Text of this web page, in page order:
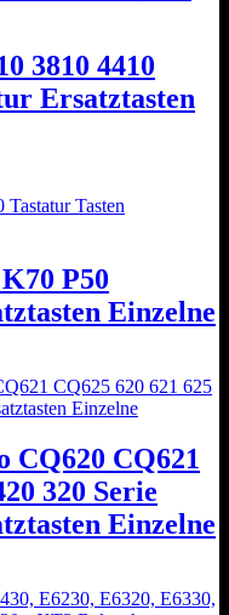
3810 4410
Ersatztasten
P50
Einzelne
CQ620 CQ621
320 Serie
Einzelne